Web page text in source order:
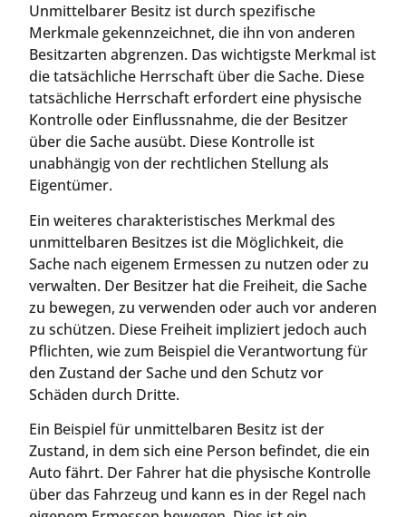
Unmittelbarer Besitz ist durch spezifische
Merkmale gekennzeichnet, die ihn von anderen
Besitzarten abgrenzen. Das wichtigste Merkmal ist
die tatsächliche Herrschaft über die Sache. Diese
tatsächliche Herrschaft erfordert eine physische
Kontrolle oder Einflussnahme, die der Besitzer
über die Sache ausübt. Diese Kontrolle ist
unabhängig von der rechtlichen Stellung als
Eigentümer.
Ein weiteres charakteristisches Merkmal des
unmittelbaren Besitzes ist die Möglichkeit, die
Sache nach eigenem Ermessen zu nutzen oder zu
verwalten. Der Besitzer hat die Freiheit, die Sache
zu bewegen, zu verwenden oder auch vor anderen
zu schützen. Diese Freiheit impliziert jedoch auch
Pflichten, wie zum Beispiel die Verantwortung für
den Zustand der Sache und den Schutz vor
Schäden durch Dritte.
Ein Beispiel für unmittelbaren Besitz ist der
Zustand, in dem sich eine Person befindet, die ein
Auto fährt. Der Fahrer hat die physische Kontrolle
über das Fahrzeug und kann es in der Regel nach